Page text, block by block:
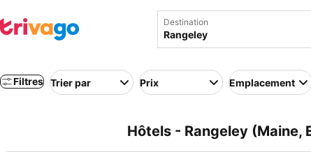
Destination
Filtres Trier par Prix Emplacement
Hôtels - Rangeley (Maine,